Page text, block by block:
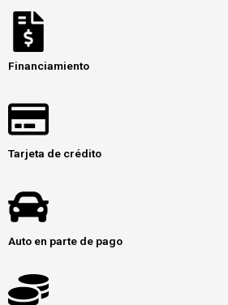
Financiamiento
Tarjeta de crédito
Auto en parte de pago